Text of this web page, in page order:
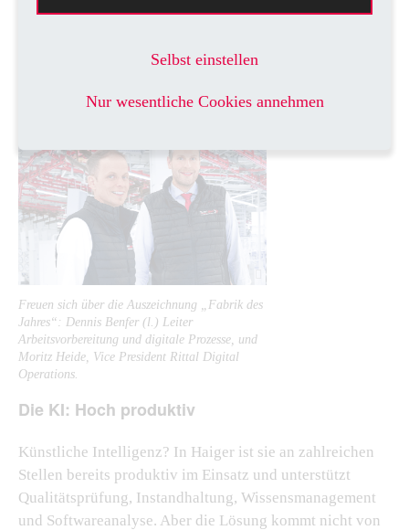
Freuen sich über die Auszeichnung „Fabrik des
Jahres“: Dennis Benfer (l.) Leiter
Arbeitsvorbereitung und digitale Prozesse, und
Moritz Heide, Vice President Rittal Digital
Operations.
Die KI: Hoch produktiv
Künstliche Intelligenz? In Haiger ist sie an zahlreichen
Stellen bereits produktiv im Einsatz und unterstützt
Qualitätsprüfung, Instandhaltung, Wissensmanagement
und Softwareanalyse. Aber die Lösung kommt nicht von
Selbst einstellen
Nur wesentliche Cookies annehmen